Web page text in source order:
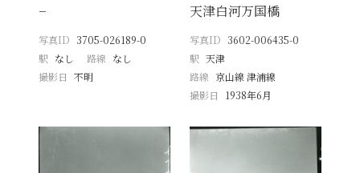
−
写真ID 3705-026189-0
駅 なし 路線 なし
撮影日
不明
天津白河万国橋
写真ID 3602-006435-0
駅 天津
路線 京山線 津浦線
撮影日
1938年6月